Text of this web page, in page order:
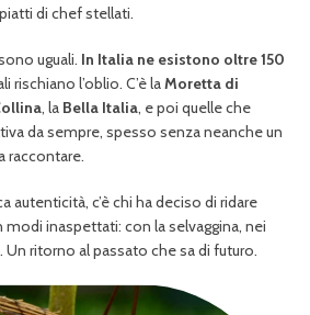
di chef stellati.
uguali. In Italia ne esistono oltre 150
rischiano l’oblio. C’è laMoretta di
, la Bella Italia, e poi quelle che
da sempre, spesso senza neanche un
raccontare.
autenticità, c’è chi ha deciso di ridare
inaspettati: con la selvaggina, nei
ritorno al passato che sa di futuro.